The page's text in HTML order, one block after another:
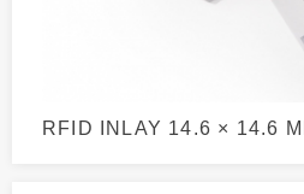
RFID INLAY 14.6 ×